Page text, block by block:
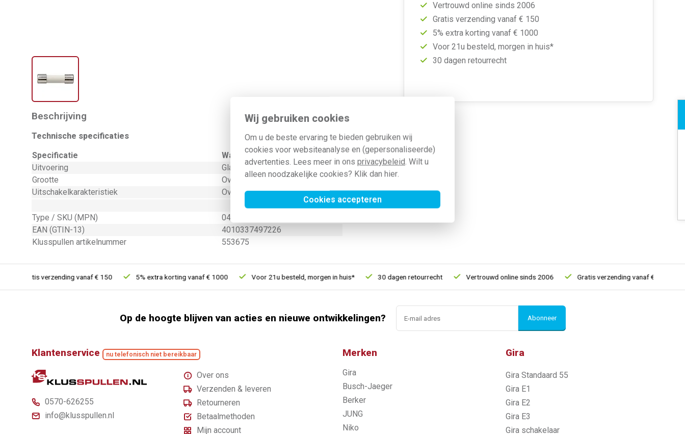
Wij gebruiken cookies
Om u de beste ervaring te bieden gebruiken wij
cookies voor websiteanalyse en (gepersonaliseerde)
advertenties. Lees meer in ons privacybeleid. Wilt u
alleen noodzakelijke cookies? Klik dan hier.
Cookies accepteren
Vertrouwd online sinds 2006
Gratis verzending vanaf € 150
5% extra korting vanaf € 1000
Voor 21u besteld, morgen in huis*
30 dagen retourrecht
Beschrijving
Technische specificaties
Specificatie
Waarde
Uitvoering
Glaszekering
Grootte
Overig
Uitschakelkarakteristiek
Overig
Type / SKU (MPN)
049722
EAN (GTIN-13)
4010337497226
Klusspullen artikelnummer
553675
Gratis verzending vanaf € 150 5% extra korting vanaf € 1000 Voor 21u besteld, morgen in huis* 30 dagen retourrecht Vertrouwd online sinds 2006 Gratis verzending vanaf € 150
Op de hoogte blijven van acties en nieuwe ontwikkelingen? Abonneer
Klantenservice nu telefonisch niet bereikbaar
0570-626255
info@klusspullen.nl
Over ons
Verzenden & leveren
Retourneren
Betaalmethoden
Mijn account
Merken
Gira
Busch-Jaeger
Berker
JUNG
Niko
Gira
Gira Standaard 55
Gira E1
Gira E2
Gira E3
Gira schakelaar